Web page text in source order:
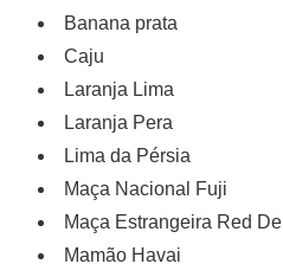
Banana prata
Caju
Laranja Lima
Laranja Pera
Lima da Pérsia
Maça Nacional Fuji
Maça Estrangeira Red Del
Mamão Havai